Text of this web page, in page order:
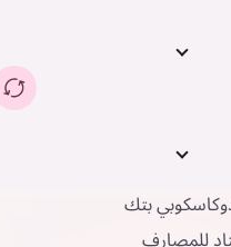
بتك
للمصارف